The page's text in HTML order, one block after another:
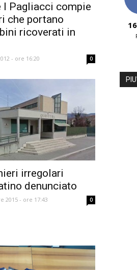
I Pagliacci compie
che portano
ricoverati in
- ore 16:20 0
irregolari
denunciato
2015 - ore 17:43 0